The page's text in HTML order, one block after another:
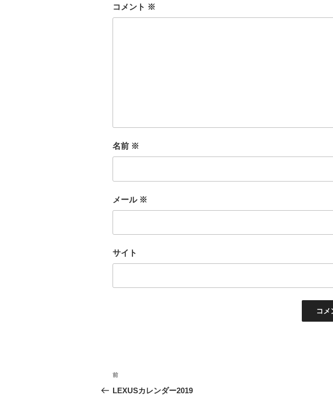
コメント ※
名前 ※
メール ※
サイト
投
稿
前
の
前
LEXUSカレンダー2019